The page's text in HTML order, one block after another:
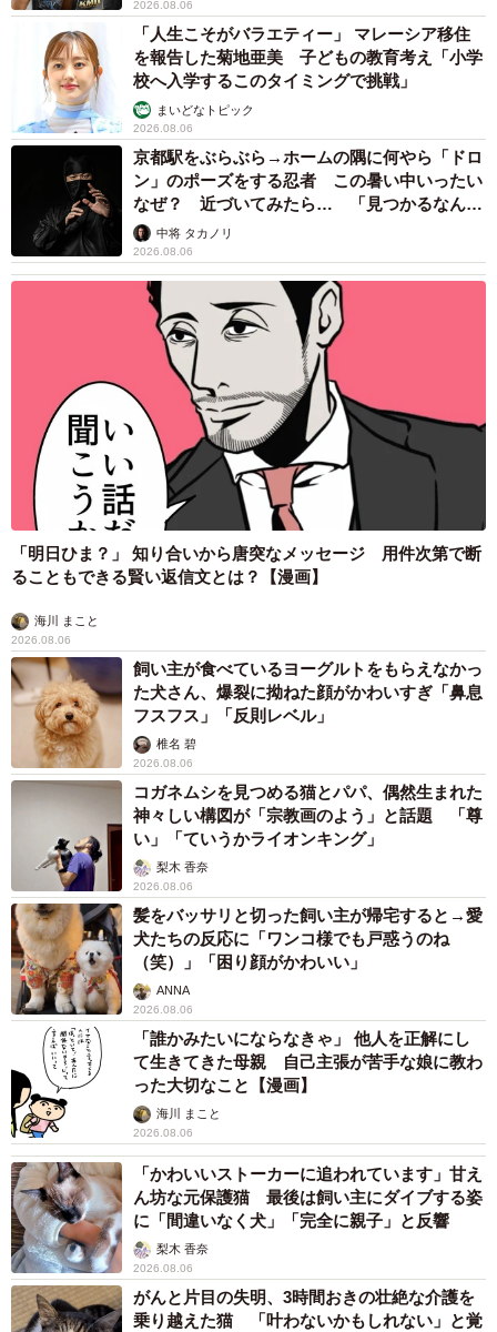
2026.08.06
「人生こそがバラエティー」 マレーシア移住
を報告した菊地亜美 子どもの教育考え「小学
校へ入学するこのタイミングで挑戦」
まいどなトピック
2026.08.06
京都駅をぶらぶら→ホームの隅に何やら「ドロ
ン」のポーズをする忍者 この暑い中いったい
なぜ？ 近づいてみたら… 「見つかるなんて
未熟」中将 タカノリ
2026.08.06
「明日ひま？」 知り合いから唐突なメッセージ 用件次第で断
ることもできる賢い返信文とは？【漫画】
海川 まこと
2026.08.06
飼い主が食べているヨーグルトをもらえなかっ
た犬さん、爆裂に拗ねた顔がかわいすぎ「鼻息
フスフス」「反則レベル」
椎名 碧
2026.08.06
コガネムシを見つめる猫とパパ、偶然生まれた
神々しい構図が「宗教画のよう」と話題 「尊
い」「ていうかライオンキング」
梨木 香奈
2026.08.06
髪をバッサリと切った飼い主が帰宅すると→愛
犬たちの反応に「ワンコ様でも戸惑うのね
（笑）」「困り顔がかわいい」
ANNA
2026.08.06
「誰かみたいにならなきゃ」 他人を正解にし
て生きてきた母親 自己主張が苦手な娘に教わ
った大切なこと【漫画】
海川 まこと
2026.08.06
「かわいいストーカーに追われています」甘え
ん坊な元保護猫 最後は飼い主にダイブする姿
に「間違いなく犬」「完全に親子」と反響
梨木 香奈
2026.08.06
がんと片目の失明、3時間おきの壮絶な介護を
乗り越えた猫 「叶わないかもしれない」と覚